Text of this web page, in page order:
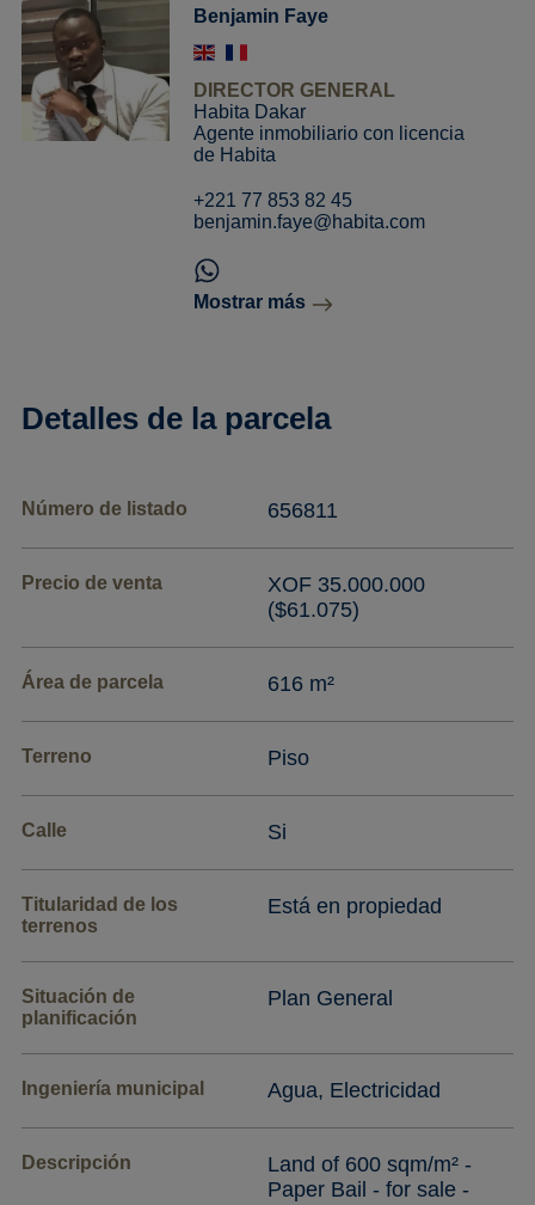
Benjamin Faye
DIRECTOR GENERAL
Habita Dakar
Agente inmobiliario con licencia
de Habita
+221 77 853 82 45
benjamin.faye@habita.com
Mostrar más
Detalles de la parcela
Número de listado 656811
Precio de venta
XOF 35.000.000
($61.075)
Área de parcela 616 m²
Terreno Piso
Calle Si
Titularidad de los
terrenos
Está en propiedad
Situación de
planificación
Plan General
Ingeniería municipal Agua, Electricidad
Descripción
Land of 600 sqm/m² -
Paper Bail - for sale -